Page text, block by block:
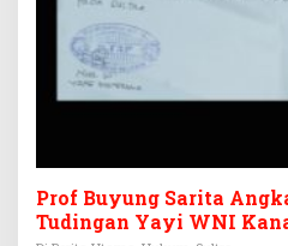
Prof Buyung Sarita
Tudingan Yayi WNI